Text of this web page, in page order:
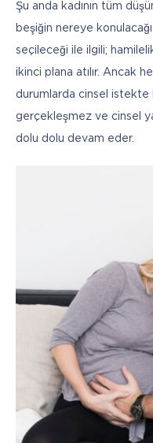
Şu anda kadının tüm
beşiğin nereye
seçileceği ile ilgili;
ikinci plana atılır. Ancak
durumlarda cinsel istekte
gerçekleşmez ve cinsel
dolu dolu devam eder.